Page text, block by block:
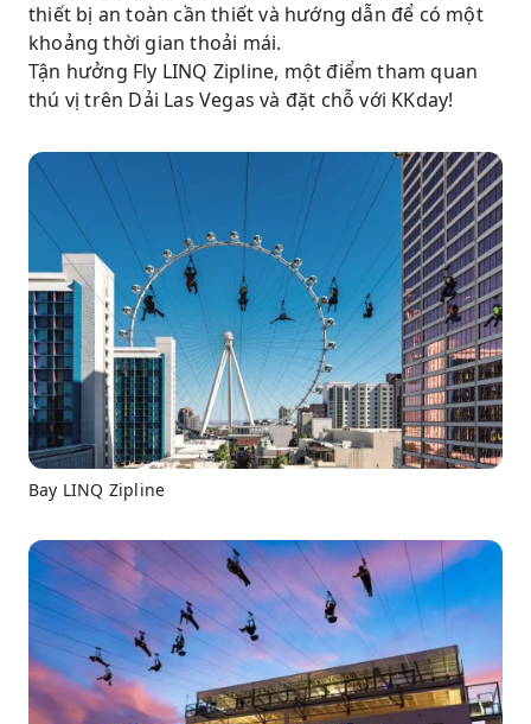
thiết bị an toàn cần thiết và hướng dẫn để có một
khoảng thời gian thoải mái.
Tận hưởng Fly LINQ Zipline, một điểm tham quan
thú vị trên Dải Las Vegas và đặt chỗ với KKday!
Bay LINQ Zipline